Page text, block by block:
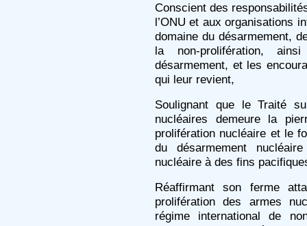
Conscient des
l’ONU et aux organisations
domaine du désarmement,
la non-prolifération,
désarmement, et les
qui leur revient,
Soulignant que le Traité
nucléaires demeure la
prolifération nucléaire et le
du désarmement
nucléaire à des fins
Réaffirmant son ferme
prolifération des armes
régime international de